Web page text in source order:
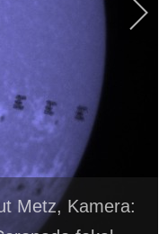
Metz, Kamera: